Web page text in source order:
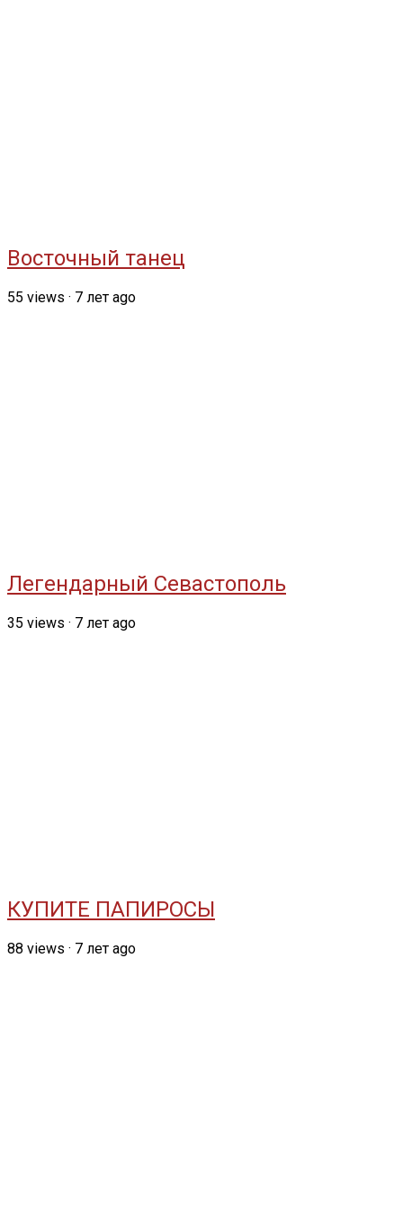
Восточный танец
55 views · 7 лет ago
Легендарный Севастополь
35 views · 7 лет ago
КУПИТЕ ПАПИРОСЫ
88 views · 7 лет ago